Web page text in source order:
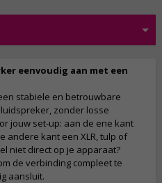
eenvoudig aan met een
stabiele en betrouwbare
zonder losse
jouw set-up: aan de ene kant
andere kant een XLR, tulp of
niet direct op je apparaat?
de verbinding compleet te
aansluit.